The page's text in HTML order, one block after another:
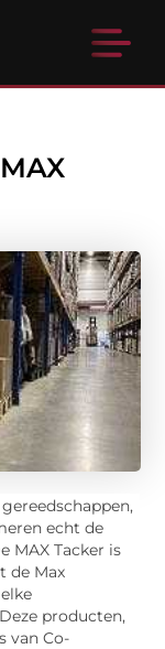
echt de
MAX Tacker is
de Max
producten,
van Co-